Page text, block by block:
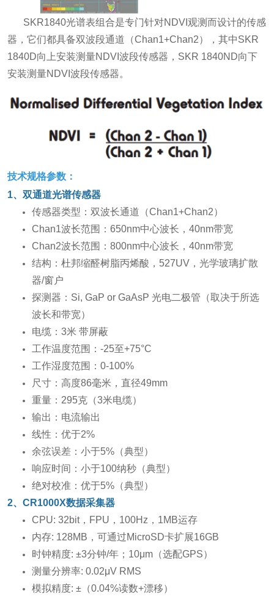
SKR1840光谱表组合是专门针对NDVI观测而设计的传感
器，它们都具备双波段通道（Chan1+Chan2），其中SKR
1840D向上安装测量NDVI波段传感器，SKR 1840ND向下
安装测量NDVI波段传感器。
技术规格参数：
1、双通道光谱传感器
传感器类型：双波长通道（Chan1+Chan2）
Chan1波长范围：650nm中心波长，40nm带宽
Chan2波长范围：800nm中心波长，40nm带宽
结构：杜邦缩醛树脂丙烯酸，527UV，光学玻璃扩散
器/窗户
探测器：Si, GaP or GaAsP 光电二极管（取决于所选
波长和带宽）
电缆：3米 带屏蔽
工作温度范围：-25至+75°C
工作湿度范围：0-100%
尺寸：高度86毫米，直径49mm
重量：295克（3米电缆）
输出：电流输出
线性：优于2%
余弦误差：小于5%（典型）
响应时间：小于100纳秒（典型）
绝对校准：优于5%（典型）
2、CR1000X数据采集器
CPU: 32bit，FPU，100Hz，1MB运存
内存: 128MB，可通过MicroSD卡扩展16GB
时钟精度: ±3分钟/年；10μm（选配GPS）
测量分辨率: 0.02μV RMS
模拟精度: ±（0.04%读数+漂移）